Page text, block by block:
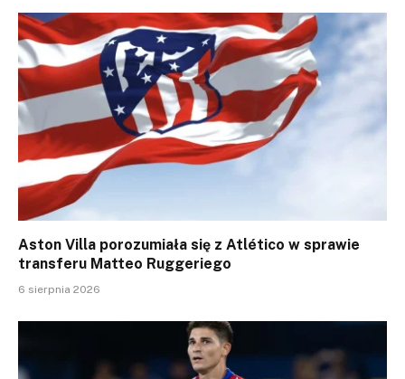
Aston Villa porozumiała się z Atlético w sprawie
transferu Matteo Ruggeriego
6 sierpnia 2026